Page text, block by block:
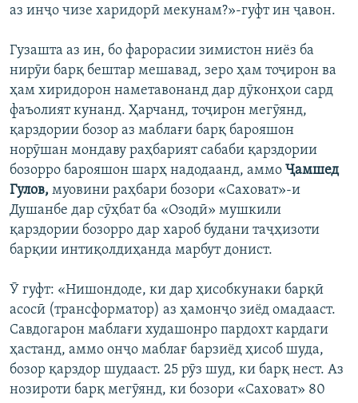
аз инҷо чизе харидорӣ мекунам?»-гуфт ин ҷавон.
Гузашта аз ин, бо фарорасии зимистон ниёз ба
нирӯи барқ бештар мешавад, зеро ҳам тоҷирон ва
ҳам хиридорон наметавонанд дар дӯконҳои сард
фаъолият кунанд. Ҳарчанд, тоҷирон мегӯянд,
қарздории бозор аз маблағи барқ барояшон
норӯшан мондаву раҳбарият сабаби қарздории
бозорро барояшон шарҳ надодаанд, аммо Ҷамшед
Гулов, муовини раҳбари бозори «Саховат»-и
Душанбе дар сӯҳбат ба «Озодӣ» мушкили
қарздории бозорро дар хароб будани таҷҳизоти
барқии интиқолдиҳанда марбут донист.
Ӯ гуфт: «Нишондоде, ки дар ҳисобкунаки барқӣ
асосӣ (трансформатор) аз ҳамонҷо зиёд омадааст.
Савдогарон маблағи худашонро пардохт кардаги
ҳастанд, аммо онҷо маблағ барзиёд ҳисоб шуда,
бозор қарздор шудааст. 25 рӯз шуд, ки барқ нест. Аз
нозироти барқ мегӯянд, ки бозори «Саховат» 80